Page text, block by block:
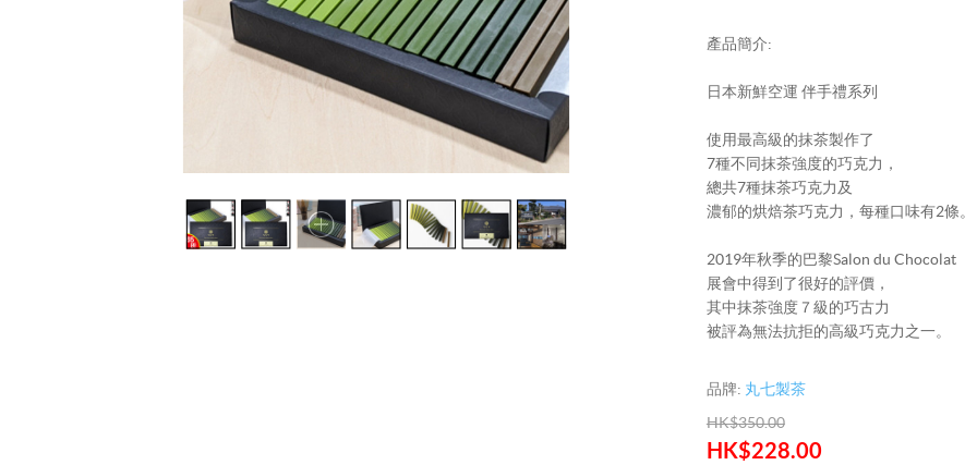
產品簡介:
日本新鮮空運 伴手禮系列
使用最高級的抹茶製作了
7種不同抹茶強度的巧克力，
總共7種抹茶巧克力及
濃郁的烘焙茶巧克力，每種口味有2條。
2019年秋季的巴黎Salon du Chocolat
展會中得到了很好的評價，
其中抹茶強度７級的巧古力
被評為無法抗拒的高級巧克力之一。
品牌: 丸七製茶
HK$350.00
HK$228.00